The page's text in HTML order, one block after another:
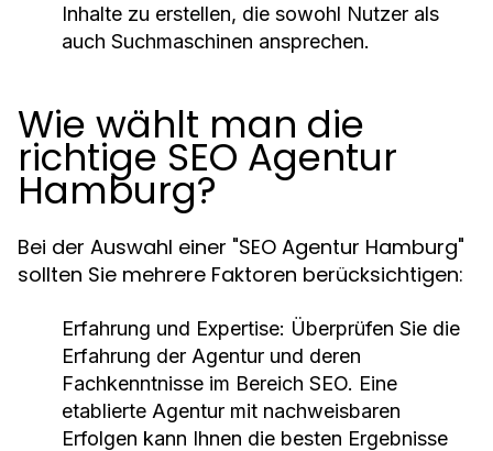
Inhalte zu erstellen, die sowohl Nutzer als
auch Suchmaschinen ansprechen.
Wie wählt man die
richtige SEO Agentur
Hamburg?
Bei der Auswahl einer "SEO Agentur Hamburg"
sollten Sie mehrere Faktoren berücksichtigen:
Erfahrung und Expertise: Überprüfen Sie die
Erfahrung der Agentur und deren
Fachkenntnisse im Bereich SEO. Eine
etablierte Agentur mit nachweisbaren
Erfolgen kann Ihnen die besten Ergebnisse